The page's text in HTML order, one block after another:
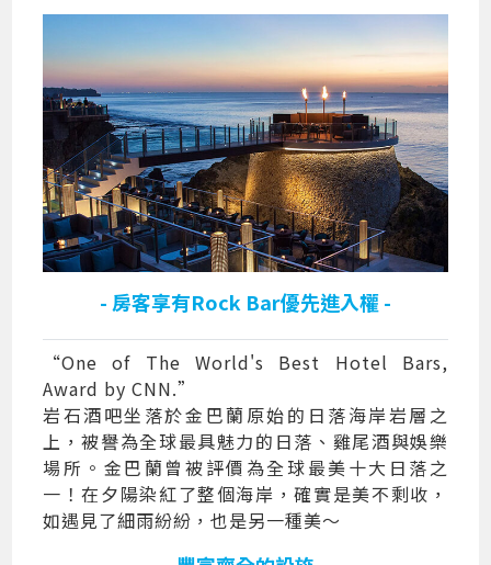
- 房客享有Rock Bar優先進入權 -
“One of The World's Best Hotel Bars,
Award by CNN.”
岩石酒吧坐落於金巴蘭原始的日落海岸岩層之
上，被譽為全球最具魅力的日落、雞尾酒與娛樂
場所。金巴蘭曾被評價為全球最美十大日落之
一！在夕陽染紅了整個海岸，確實是美不剩收，
如遇見了細雨紛紛，也是另一種美～